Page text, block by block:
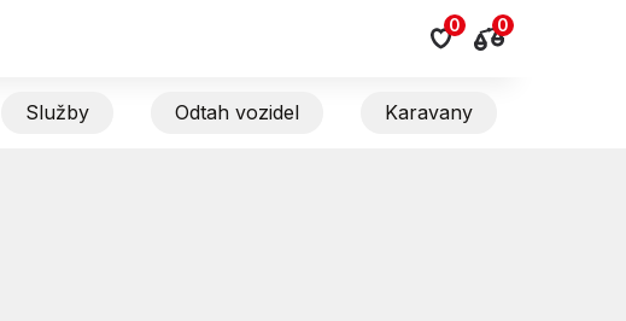
0 0
Služby Odtah vozidel Karavany